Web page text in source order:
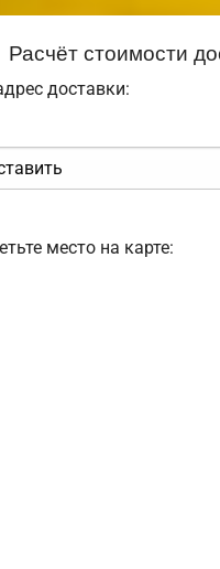
Расчёт стоимости
доставки:
место на карте: